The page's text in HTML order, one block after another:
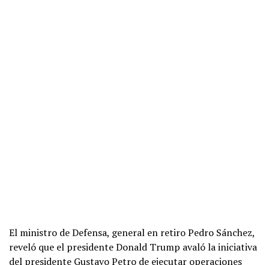
El ministro de Defensa, general en retiro Pedro Sánchez,
reveló que el presidente Donald Trump avaló la iniciativa
del presidente Gustavo Petro de ejecutar operaciones